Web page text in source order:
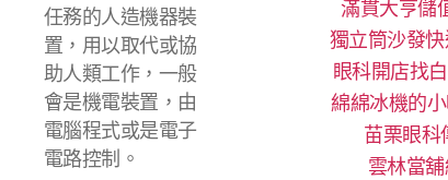
任務的人造機器裝
置，用以取代或協
助人類工作，一般
會是機電裝置，由
電腦程式或是電子
電路控制。
滿貫大亨儲
獨立筒沙發
眼科開店找
綿綿冰機的
苗栗眼科
雲林當